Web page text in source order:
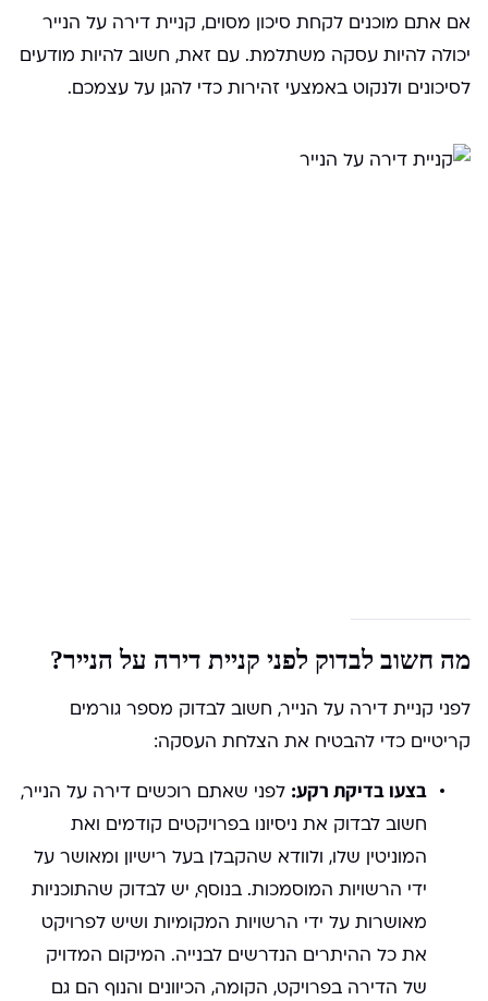
אם אתם מוכנים לקחת סיכון מסוים, קניית דירה על הנייר
יכולה להיות עסקה משתלמת. עם זאת, חשוב להיות מודעים
לסיכונים ולנקוט באמצעי זהירות כדי להגן על עצמכם.
מה חשוב לבדוק לפני קניית דירה על הנייר?
לפני קניית דירה על הנייר, חשוב לבדוק מספר גורמים
קריטיים כדי להבטיח את הצלחת העסקה:
בצעו בדיקת רקע: לפני שאתם רוכשים דירה על הנייר,
חשוב לבדוק את ניסיונו בפרויקטים קודמים ואת
המוניטין שלו, ולוודא שהקבלן בעל רישיון ומאושר על
ידי הרשויות המוסמכות. בנוסף, יש לבדוק שהתוכניות
מאושרות על ידי הרשויות המקומיות ושיש לפרויקט
את כל ההיתרים הנדרשים לבנייה. המיקום המדויק
של הדירה בפרויקט, הקומה, הכיוונים והנוף הם גם